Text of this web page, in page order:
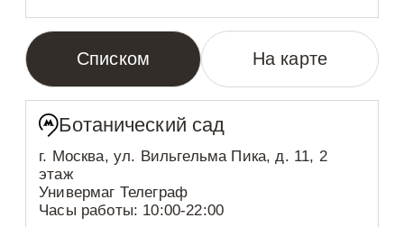
Списком На карте
Ботанический сад
г. Москва, ул. Вильгельма Пика, д. 11, 2
этаж
Универмаг Телеграф
Часы работы: 10:00-22:00